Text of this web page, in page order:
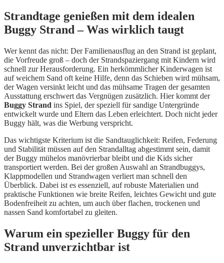
Strandtage genießen mit dem idealen
Buggy Strand – Was wirklich taugt
Wer kennt das nicht: Der Familienausflug an den Strand ist geplant,
die Vorfreude groß – doch der Strandspaziergang mit Kindern wird
schnell zur Herausforderung. Ein herkömmlicher Kinderwagen ist
auf weichem Sand oft keine Hilfe, denn das Schieben wird mühsam,
der Wagen versinkt leicht und das mühsame Tragen der gesamten
Ausstattung erschwert das Vergnügen zusätzlich. Hier kommt der
Buggy Strand ins Spiel, der speziell für sandige Untergründe
entwickelt wurde und Eltern das Leben erleichtert. Doch nicht jeder
Buggy hält, was die Werbung verspricht.
Das wichtigste Kriterium ist die Sandtauglichkeit: Reifen, Federung
und Stabilität müssen auf den Strandalltag abgestimmt sein, damit
der Buggy mühelos manövrierbar bleibt und die Kids sicher
transportiert werden. Bei der großen Auswahl an Strandbuggys,
Klappmodellen und Strandwagen verliert man schnell den
Überblick. Dabei ist es essenziell, auf robuste Materialien und
praktische Funktionen wie breite Reifen, leichtes Gewicht und gute
Bodenfreiheit zu achten, um auch über flachen, trockenen und
nassen Sand komfortabel zu gleiten.
Warum ein spezieller Buggy für den
Strand unverzichtbar ist